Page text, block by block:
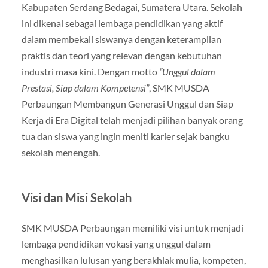
Kabupaten Serdang Bedagai, Sumatera Utara. Sekolah
ini dikenal sebagai lembaga pendidikan yang aktif
dalam membekali siswanya dengan keterampilan
praktis dan teori yang relevan dengan kebutuhan
industri masa kini. Dengan motto “Unggul dalam
Prestasi, Siap dalam Kompetensi”, SMK MUSDA
Perbaungan Membangun Generasi Unggul dan Siap
Kerja di Era Digital telah menjadi pilihan banyak orang
tua dan siswa yang ingin meniti karier sejak bangku
sekolah menengah.
Visi dan Misi Sekolah
SMK MUSDA Perbaungan memiliki visi untuk menjadi
lembaga pendidikan vokasi yang unggul dalam
menghasilkan lulusan yang berakhlak mulia, kompeten,